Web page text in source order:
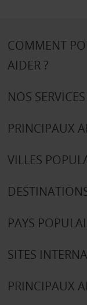
COMMENT
AIDER ?
NOS SERVICES
PRINCIPAUX
VILLES
PAYS
SITES
PRINCIPAUX